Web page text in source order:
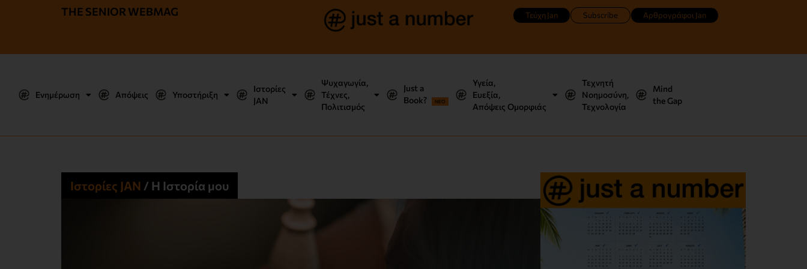
THE SENIOR WEBMAG Τεύχη Jan Subscribe Αρθρογράφοι Jan
Ενημέρωση Απόψεις Υποστήριξη
Ιστορίες
JΑΝ
Ψυχαγωγία,
Τέχνες,
Πολιτισμός
Just a
Book?
NEO
Υγεία,
Ευεξία,
Απόψεις Ομορφιάς
Τεχνητή
Νοημοσύνη,
Τεχνολογία
Mind
the Gap
Ιστορίες JΑΝ / Η Ιστορία μου